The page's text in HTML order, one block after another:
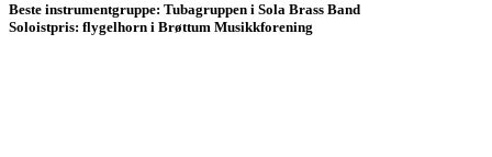
Beste instrumentgruppe: Tubagruppen i Sola Brass Band
Soloistpris: flygelhorn i Brøttum Musikkforening